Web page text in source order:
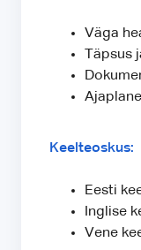
Väga
Täpsus
Keelteoskus:
Eesti
Inglise
Vene